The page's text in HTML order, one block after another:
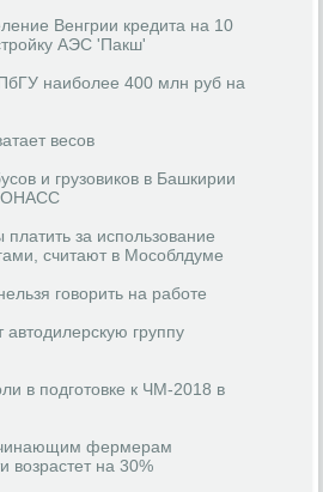
Венгрии кредита на 10
АЭС 'Пакш'
наиболее 400 млн руб на
весов
и грузовиков в Башкирии
за использование
считают в Мособлдуме
говорить на работе
группу
в подготовке к ЧМ-2018 в
фермерам
возрастет на 30%